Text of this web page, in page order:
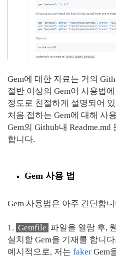
Gem에 대한 자료는 거의
절반 이상의 Gem이 사용법
정도로 친절하게 설명되어
처음 접하는 Gem에 대해 사
Gem의 Github내
합니다.
Gem 사용 법
Gem 사용법은 아주 간단합
1. Gemfile 파일을 열람 후,
설치할 Gem을 기재를 합니다.
예시적으로, 저는 faker Gem